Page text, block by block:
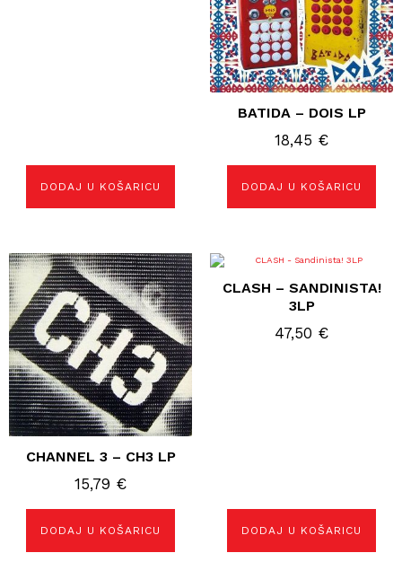
DODAJ U KOŠARICU
BATIDA – DOIS LP
18,45 €
DODAJ U KOŠARICU
CHANNEL 3 – CH3 LP
15,79 €
DODAJ U KOŠARICU
CLASH – SANDINISTA!
3LP
47,50 €
DODAJ U KOŠARICU